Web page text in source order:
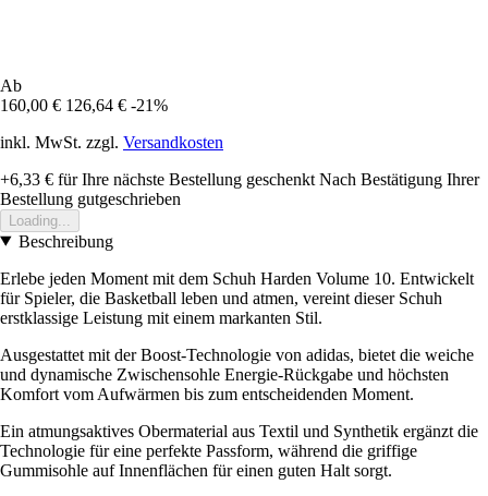
Ab
160,00 € 126,64 € -21%
inkl. MwSt. zzgl. Versandkosten
+6,33 € für Ihre nächste Bestellung geschenkt Nach Bestätigung Ihrer
Bestellung gutgeschrieben
Loading...
Beschreibung
Erlebe jeden Moment mit dem Schuh Harden Volume 10. Entwickelt
für Spieler, die Basketball leben und atmen, vereint dieser Schuh
erstklassige Leistung mit einem markanten Stil.
Ausgestattet mit der Boost-Technologie von adidas, bietet die weiche
und dynamische Zwischensohle Energie-Rückgabe und höchsten
Komfort vom Aufwärmen bis zum entscheidenden Moment.
Ein atmungsaktives Obermaterial aus Textil und Synthetik ergänzt die
Technologie für eine perfekte Passform, während die griffige
Gummisohle auf Innenflächen für einen guten Halt sorgt.